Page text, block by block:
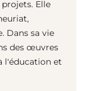
Elle
Dans sa vie
des œuvres
l'éducation et